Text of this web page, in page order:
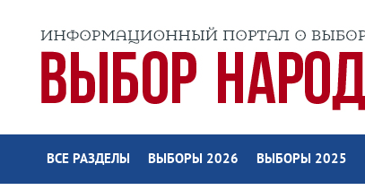
ВСЕ РАЗДЕЛЫ ВЫБОРЫ 2026 ВЫБОРЫ 2025